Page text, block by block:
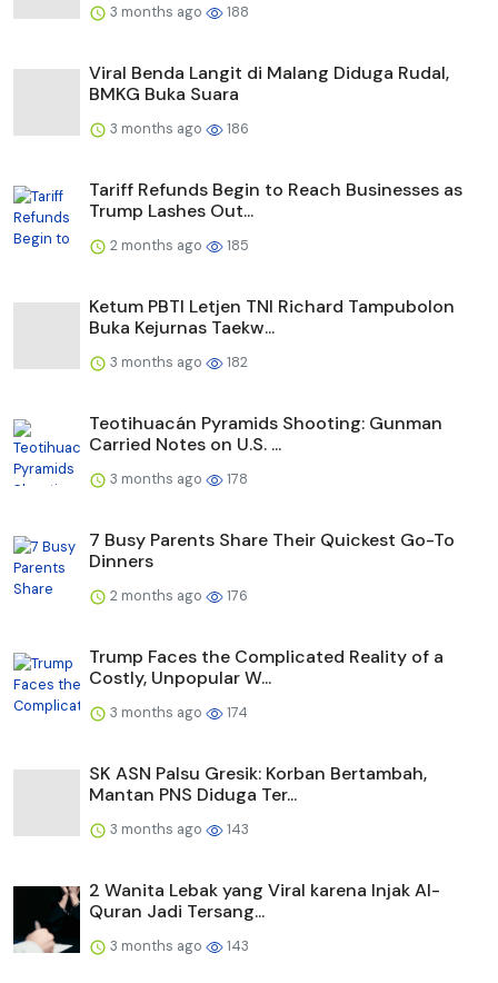
3 months ago 188
Viral Benda Langit di Malang Diduga Rudal,
BMKG Buka Suara
3 months ago 186
Tariff Refunds Begin to Reach Businesses as
Trump Lashes Out...
2 months ago 185
Ketum PBTI Letjen TNI Richard Tampubolon
Buka Kejurnas Taekw...
3 months ago 182
Teotihuacán Pyramids Shooting: Gunman
Carried Notes on U.S. ...
3 months ago 178
7 Busy Parents Share Their Quickest Go-To
Dinners
2 months ago 176
Trump Faces the Complicated Reality of a
Costly, Unpopular W...
3 months ago 174
SK ASN Palsu Gresik: Korban Bertambah,
Mantan PNS Diduga Ter...
3 months ago 143
2 Wanita Lebak yang Viral karena Injak Al-
Quran Jadi Tersang...
3 months ago 143